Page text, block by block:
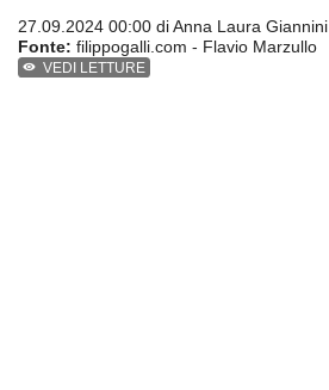
27.09.2024 00:00 diAnna Laura Giannini
Fonte: filippogalli.com - Flavio Marzullo
VEDI LETTURE